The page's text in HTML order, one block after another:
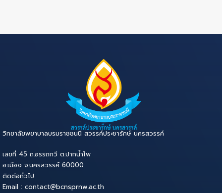
วิทยาลัยพยาบาลบรมราชชนนี สวรรค์ประชารักษ์ นครสวรรค์
เลขที่ 45 ถ.อรรถกวี ต.ปากน้ำโพ
อ.เมือง จ.นครสวรรค์ 60000
ติดต่อทั่วไป
Email : contact@bcnsprnw.ac.th